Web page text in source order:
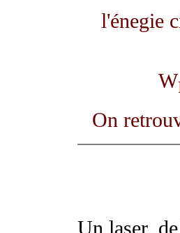
l'énegie
W
On
Un laser,